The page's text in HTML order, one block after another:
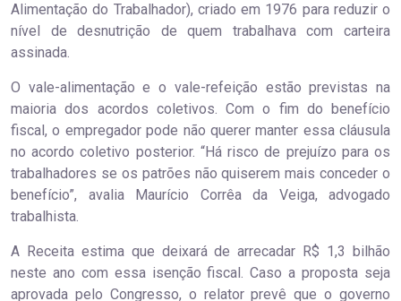
Alimentação do Trabalhador), criado em 1976 para reduzir o
nível de desnutrição de quem trabalhava com carteira
assinada.
O vale-alimentação e o vale-refeição estão previstas na
maioria dos acordos coletivos. Com o fim do benefício
fiscal, o empregador pode não querer manter essa cláusula
no acordo coletivo posterior. “Há risco de prejuízo para os
trabalhadores se os patrões não quiserem mais conceder o
benefício”, avalia Maurício Corrêa da Veiga, advogado
trabalhista.
A Receita estima que deixará de arrecadar R$ 1,3 bilhão
neste ano com essa isenção fiscal. Caso a proposta seja
aprovada pelo Congresso, o relator prevê que o governo